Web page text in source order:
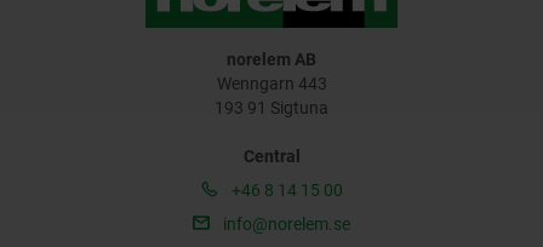
norelem AB
Wenngarn 443
193 91 Sigtuna
Central
+46 8 14 15 00
info@norelem.se